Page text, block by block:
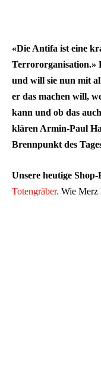
«Die Antifa ist eine
Terrororganisation.»
und will sie nun mit
er das machen will,
kann und ob das
klären Armin-Paul
Brennpunkt des
Unsere heutige
Totengräber. Wie Merz